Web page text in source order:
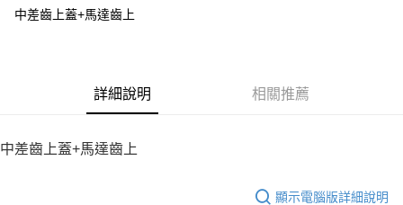
ATM付款
每筆NT$100，滿NT$2,000(含以上)免運費
中差齒上蓋+馬達齒上
詳細說明 相關推薦
中差齒上蓋+馬達齒上
顯示電腦版詳細說明